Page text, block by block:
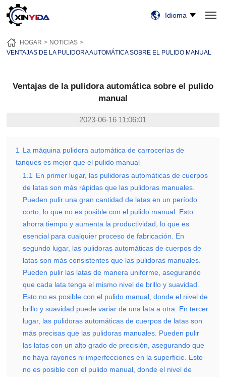
HOGAR
PRODUCTOS
VIDEO
CASOS
NOTICIAS
SOBRE NOSOTROS
CONTÁCTENOS
Idioma
HOGAR
NOTICIAS
VENTAJAS DE LA PULIDORA AUTOMÁTICA SOBRE EL PULIDO MANUAL
Ventajas de la pulidora automática sobre el pulido
manual
2023-06-16 11:06:01
1
La máquina pulidora automática de carrocerías de
tanques es mejor que el pulido manual
1.1
En primer lugar, las pulidoras automáticas de cuerpos
de latas son más rápidas que las pulidoras manuales.
Pueden pulir una gran cantidad de latas en un período
corto, lo que no es posible con el pulido manual. Esto
ahorra tiempo y aumenta la productividad, lo que es
esencial para cualquier proceso de fabricación. En
segundo lugar, las pulidoras automáticas de cuerpos de
latas son más consistentes que las pulidoras manuales.
Pueden pulir las latas de manera uniforme, asegurando
que cada lata tenga el mismo nivel de brillo y suavidad.
Esto no es posible con el pulido manual, donde el nivel de
brillo y suavidad puede variar de una lata a otra. En tercer
lugar, las pulidoras automáticas de cuerpos de latas son
más precisas que las pulidoras manuales. Pueden pulir
las latas con un alto grado de precisión, asegurando que
no haya rayones ni imperfecciones en la superficie. Esto
no es posible con el pulido manual, donde el nivel de